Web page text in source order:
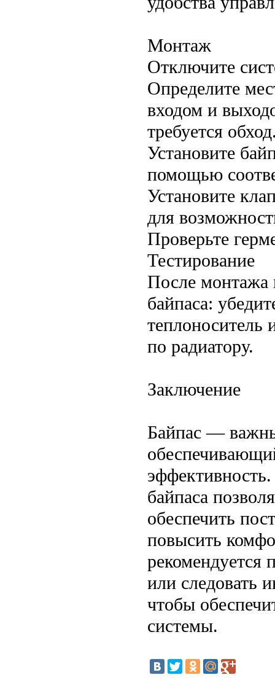
Монтаж
Отключите
Определите
входом и
требуется
Установите
помощью
Установите
для
Проверьте
Тестирование
После монтажа
байпаса:
теплоноситель
по радиатору.
Заключение
Байпас —
байпаса
обеспечить
повысить
рекомендуется
или следовать
чтобы
системы.